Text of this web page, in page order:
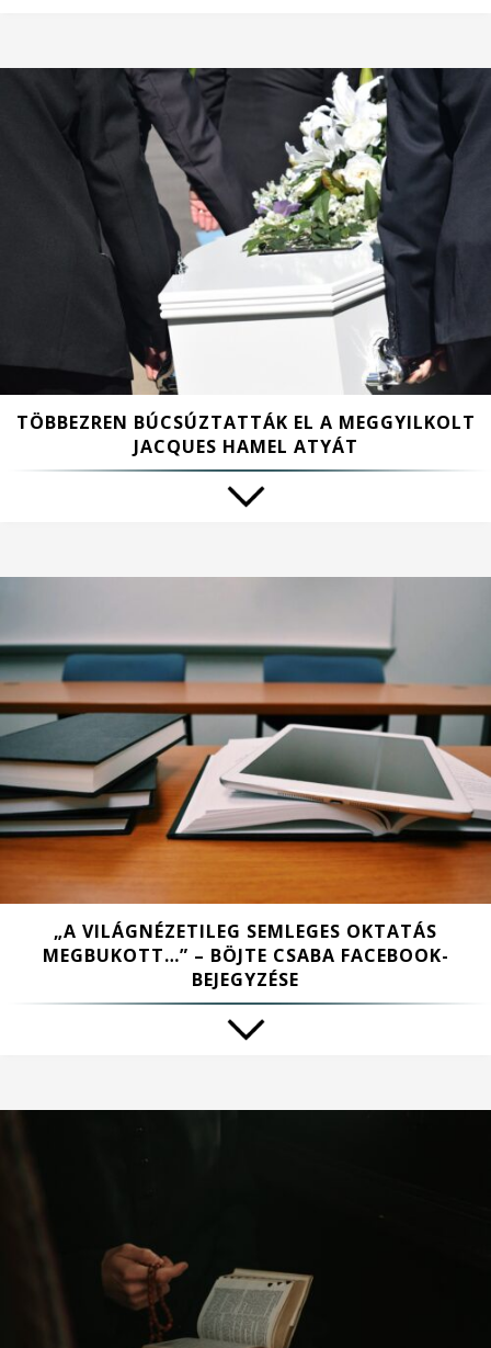
TÖBBEZREN BÚCSÚZTATTÁK EL A MEGGYILKOLT
JACQUES HAMEL ATYÁT
„A VILÁGNÉZETILEG SEMLEGES OKTATÁS
MEGBUKOTT…” – BÖJTE CSABA FACEBOOK-
BEJEGYZÉSE